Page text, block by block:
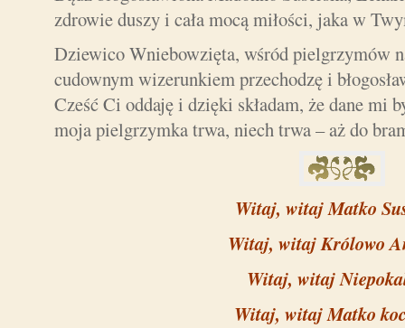
zdrowie duszy i cała mocą miłości, jaka w
Dziewico Wniebowzięta, wśród pielgrzymów
cudownym wizerunkiem przechodzę i
Cześć Ci oddaję i dzięki składam, że dane mi
moja pielgrzymka trwa, niech trwa – aż do
Witaj, witaj Matko
Witaj, witaj Królowo
Witaj, witaj
Witaj, witaj Matko